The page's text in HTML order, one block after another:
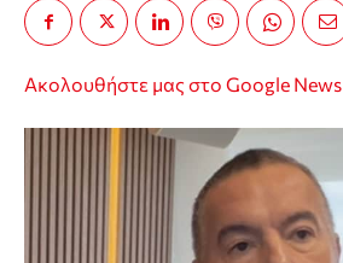
Ακολουθήστε μας στο Google News